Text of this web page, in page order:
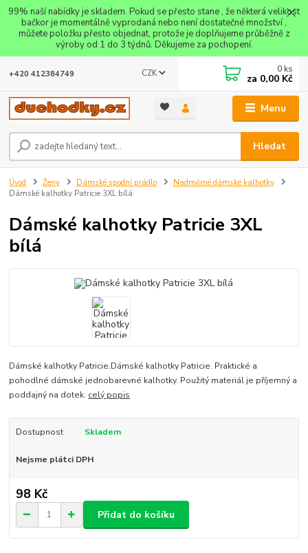
99% naší nabídky je skladem. Pokud se přesto stane , že některá velikost
bačkor je momentálně vyprodaná nebo není dostatečné množství ,
můžete položku přesto objednat, protože je doplňujeme průběžně z
výroby od 1 do 3 týdnů. Děkujeme za pochopení.
Menu
CZK
Hledat
+420 412384749 0 ks
za 0,00 Kč
Úvod Ženy Dámské spodní prádlo
Nadměrné dámské kalhotky
Dámské kalhotky Patricie 3XL bílá
Dámské kalhotky Patricie 3XL
bílá
Dámské kalhotky Patricie.Dámské kalhotky Patricie. Praktické a
pohodlné dámské jednobarevné kalhotky. Použitý materiál je příjemný a
poddajný na dotek. celý popis
Dostupnost Skladem
Nejsme plátci DPH
98 Kč
Přidat do košíku